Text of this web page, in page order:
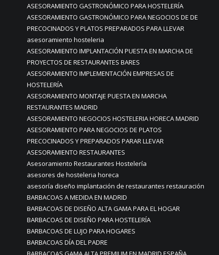
ASESORAMIENTO GASTRONÓMICO PARA HOSTELERÍA
ASESORAMIENTO GASTRONÓMICO PARA NEGOCIOS DE DE
PRECOCINADOS Y PLATOS PREPARADOS PARA LLEVAR
asesoramiento hosteleria
ASESORAMIENTO IMPLANTACIÓN PUESTA EN MARCHA DE
PROYECTOS DE RESTAURANTES BARES
ASESORAMIENTO IMPLEMENTACIÓN EMPRESAS DE
HOSTELERÍA
ASESORAMIENTO MONTAJE PUESTA EN MARCHA
RESTAURANTES MADRID
ASESORAMIENTO NEGOCIOS HOSTELERIA HORECA MADRID
ASESORAMIENTO PARA NEGOCIOS DE PLATOS
PRECOCINADOS Y PREPARADOS PARAR LLEVAR
ASESORAMIENTO RESTAURANTES
Asesoramiento Restaurantes Hostelería
asesores de hosteleria horeca
asesoría diseño implantación de restaurantes restauración
BARBACOAS A MEDIDA EN MADRID
BARBACOAS DE DISEÑO ALTA GAMA PARA EL HOGAR
BARBACOAS DE DISEÑO PARA HOSTELERÍA
BARBACOAS DE LUJO PARA HOGARES
BARBACOAS DÍA DEL PADRE